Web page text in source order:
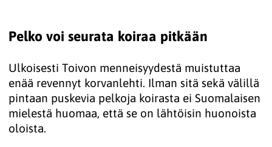
Pelko voi seurata koiraa pitkään
Ulkoisesti Toivon menneisyydestä muistuttaa
enää revennyt korvanlehti. Ilman sitä sekä välillä
pintaan puskevia pelkoja koirasta ei Suomalaisen
mielestä huomaa, että se on lähtöisin huonoista
oloista.